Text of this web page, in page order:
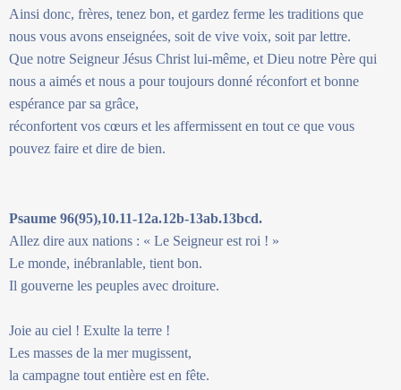
Ainsi donc, frères, tenez bon, et gardez ferme les traditions que
nous vous avons enseignées, soit de vive voix, soit par lettre.
Que notre Seigneur Jésus Christ lui-même, et Dieu notre Père qui
nous a aimés et nous a pour toujours donné réconfort et bonne
espérance par sa grâce,
réconfortent vos cœurs et les affermissent en tout ce que vous
pouvez faire et dire de bien.
Psaume 96(95),10.11-12a.12b-13ab.13bcd.
Allez dire aux nations : « Le Seigneur est roi ! »
Le monde, inébranlable, tient bon.
Il gouverne les peuples avec droiture.
Joie au ciel ! Exulte la terre !
Les masses de la mer mugissent,
la campagne tout entière est en fête.